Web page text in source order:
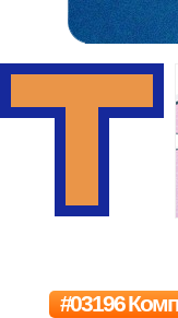
#03196